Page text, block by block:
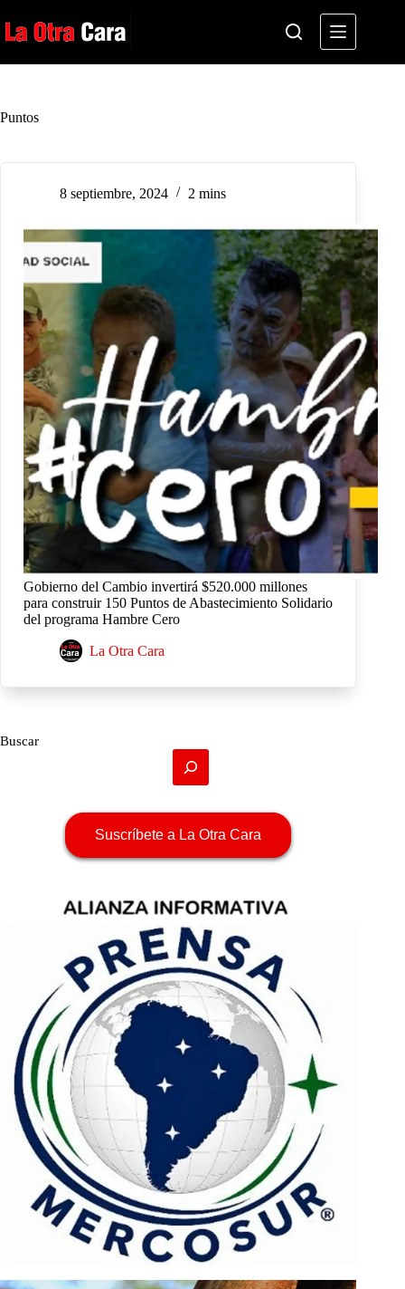
al
contenido
Puntos
8 septiembre, 2024 2 mins
Gobierno del Cambio invertirá $520.000 millones
para construir 150 Puntos de Abastecimiento Solidario
del programa Hambre Cero
La Otra Cara
Buscar
Suscríbete a La Otra Cara